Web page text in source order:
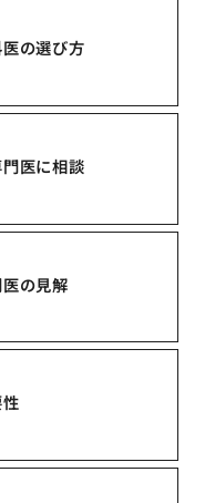
の選び方
医に相談
の見解